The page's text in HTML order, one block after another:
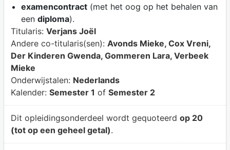
examencontract(met het oog op het behalen van
een diploma).
Titularis: Verjans Joël
Andere co-titularis(sen): Avonds Mieke, Cox Vreni,
Der Kinderen Gwenda, Gommeren Lara, Verbeek
Mieke
Onderwijstalen: Nederlands
Kalender: Semester 1 of Semester 2
Dit opleidingsonderdeel wordt gequoteerd op 20
(tot op een geheel getal).